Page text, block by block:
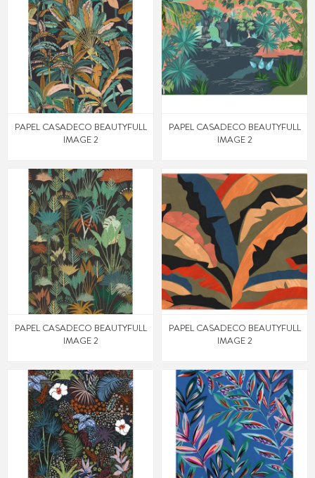
PAPEL CASADECO BEAUTYFULL
IMAGE 2
PAPEL CASADECO BEAUTYFULL
IMAGE 2
PAPEL CASADECO BEAUTYFULL
IMAGE 2
PAPEL CASADECO BEAUTYFULL
IMAGE 2